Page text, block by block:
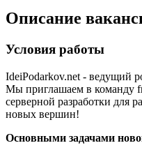
Описание
Условия работы
IdeiPodarkov.net - ведущий
Мы приглашаем в команду
серверной разработки для
новых вершин!
Основными задачами